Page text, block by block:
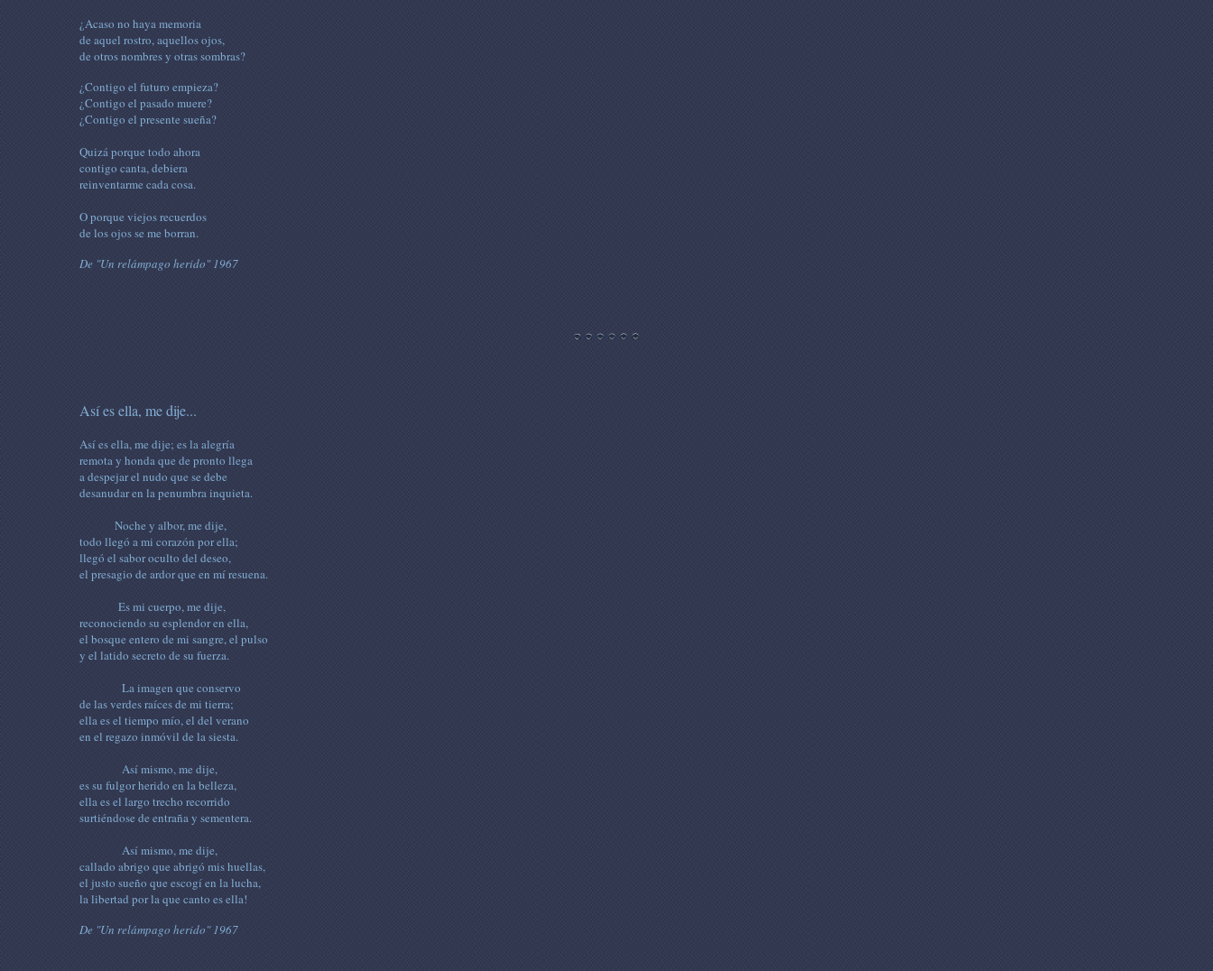
¿Acaso no haya memoria
de aquel rostro, aquellos ojos,
de otros nombres y otras sombras?
¿Contigo el futuro empieza?
¿Contigo el pasado muere?
¿Contigo el presente sueña?
Quizá porque todo ahora
contigo canta, debiera
reinventarme cada cosa.
O porque viejos recuerdos
de los ojos se me borran.
De "Un relámpago herido" 1967
Así es ella, me dije...
Así es ella, me dije; es la alegría
remota y honda que de pronto llega
a despejar el nudo que se debe
desanudar en la penumbra inquieta.
Noche y albor, me dije,
todo llegó a mi corazón por ella;
llegó el sabor oculto del deseo,
el presagio de ardor que en mí resuena.
Es mi cuerpo, me dije,
reconociendo su esplendor en ella,
el bosque entero de mi sangre, el pulso
y el latido secreto de su fuerza.
La imagen que conservo
de las verdes raíces de mi tierra;
ella es el tiempo mío, el del verano
en el regazo inmóvil de la siesta.
Así mismo, me dije,
es su fulgor herido en la belleza,
ella es el largo trecho recorrido
surtiéndose de entraña y sementera.
Así mismo, me dije,
callado abrigo que abrigó mis huellas,
el justo sueño que escogí en la lucha,
la libertad por la que canto es ella!
De "Un relámpago herido" 1967